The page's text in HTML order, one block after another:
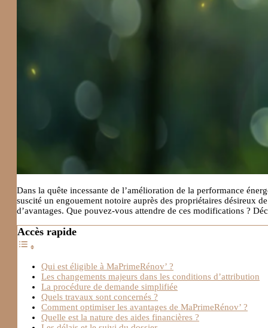
Dans la quête incessante de l’amélioration de la performance
suscité un engouement notoire auprès des propriétaires désireux
d’avantages. Que pouvez-vous attendre de ces modifications ?
Accès rapide
Qui est éligible à MaPrimeRénov’ ?
Les changements majeurs dans les conditions d’attribution
La procédure de demande simplifiée
Quels travaux sont concernés ?
Comment optimiser les avantages de MaPrimeRénov’ ?
Quelle est la nature des aides financières ?